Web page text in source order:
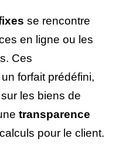
se rencontre
en ligne ou les
Ces
forfait prédéfini,
les biens de
transparence
pour le client.